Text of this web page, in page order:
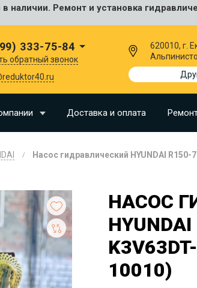
наличии. Ремонт и установка
333-75-84
обратный звонок
620010, г.
Доставка и оплата
Насос гидравлический HYUNDAI R150-
НАСОС
10010)